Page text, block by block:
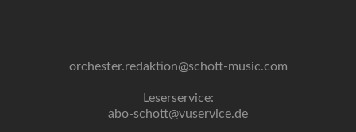
orchester.redaktion@schott-music.com
Leserservice:
abo-schott@vuservice.de